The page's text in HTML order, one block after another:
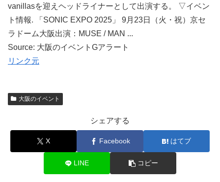
vanillasを迎えヘッドライナーとして出演する。 ▽イベン
ト情報. 「SONIC EXPO 2025」 9月23日（火・祝）京セ
ラドーム大阪出演：MUSE / MAN ...
Source: 大阪のイベントGアラート
リンク元
大阪のイベント
シェアする
X Facebook はてブ
LINE コピー